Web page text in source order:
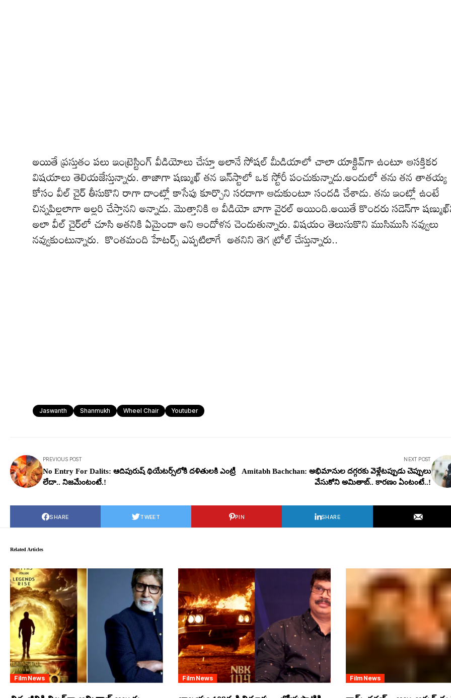
అయితే ప్ర‌స్తుతం ప‌లు ఇంట్రెస్టింగ్ వీడియోలు చేస్తూ అలానే సోష‌ల్ మీడియాలో చాలా యాక్టివ్‌గా ఉంటూ ఆస‌క్తిక‌ర
విష‌యాలు తెలియ‌జేస్తున్నారు. తాజాగా ష‌ణ్ముఖ్‌ తన ఇన్‌స్టాలో ఒక స్టోరీ పంచుకున్నాడు.అందులో తను తన తాతయ్య
కోసం వీల్ చైర్ తీసుకొని రాగా దాంట్లో కాసేపు కూర్చొని సరదాగా ఆడుకుంటూ సంద‌డి చేశాడు. తను ఇంట్లో ఉంటే
చిన్నపిల్లలాగా అల్లరి చేస్తాన‌ని అన్నాడు. మొత్తానికి ఆ వీడియో బాగా వైరల్ అయింది.అయితే కొంద‌రు స‌డెన్‌గా
అలా వీల్ చైర్‌లో చూసి అత‌నికి ఏమైందా అని ఆందోళ‌న చెందుతున్నారు. విష‌యం తెలుసుకొని ముసిముసి న‌వ్వులు
న‌వ్వుకుంటున్నారు. కొంతమంది హేటర్స్ ఎప్పటిలాగే అత‌నిని తెగ ట్రోల్ చేస్తున్నారు..
Jaswanth Shanmukh Wheel Chair Youtuber
PREVIOUS POST
No Entry For Dalits: ఆదిపురుష్ థియేట‌ర్స్‌లోకి ద‌ళితుల‌కి ఎంట్రీ
లేదా.. నిజ‌మేంటంటే.!
NEXT POST
Amitabh Bachchan: అభిమానుల ద‌గ్గ‌ర‌కు వెళ్లేట‌ప్పుడు చెప్పులు
వేసుకోని అమితాబ్.. కార‌ణం ఏంటంటే..!
SHARE TWEET PIN SHARE
Related Articles
Film News Film News Film News